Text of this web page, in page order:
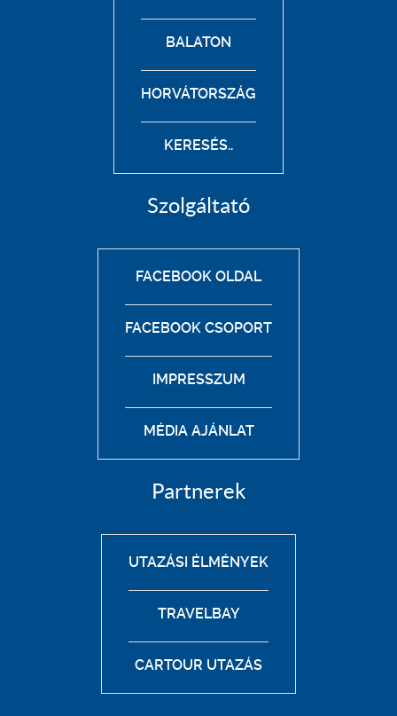
BALATON
HORVÁTORSZÁG
KERESÉS..
Szolgáltató
FACEBOOK OLDAL
FACEBOOK CSOPORT
IMPRESSZUM
MÉDIA AJÁNLAT
Partnerek
UTAZÁSI ÉLMÉNYEK
TRAVELBAY
CARTOUR UTAZÁS